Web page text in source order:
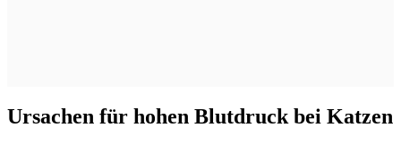
Ursachen für hohen Blutdruck bei Katzen